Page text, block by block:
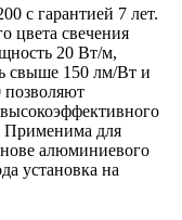
с гарантией 7 лет.
цвета свечения
20 Вт/м,
свыше 150 лм/Вт и
позволяют
высокоэффективного
Применима для
алюминиевого
установка на